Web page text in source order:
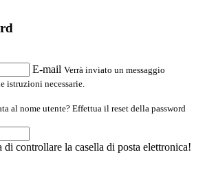
E-mail Verrà inviato un messaggio
istruzioni necessarie.
al nome utente? Effettua il reset della password
controllare la casella di posta elettronica!